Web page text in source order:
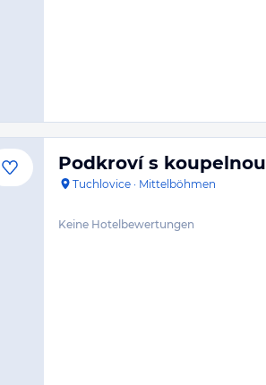
Podkroví s koupelnou
Tuchlovice · Mittelböhmen
Keine Hotelbewertungen